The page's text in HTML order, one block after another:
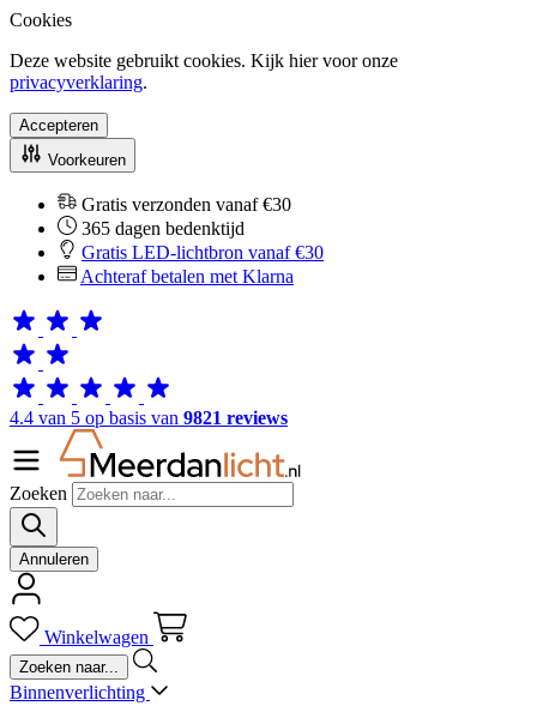
Cookies
Deze website gebruikt cookies. Kijk hier voor onze
privacyverklaring.
Accepteren
Voorkeuren
Gratis verzonden vanaf €30
365 dagen bedenktijd
Gratis LED-lichtbron vanaf €30
Achteraf betalen met Klarna
4.4 van 5 op basis van 9821 reviews
Zoeken
Annuleren
Winkelwagen
Binnenverlichting